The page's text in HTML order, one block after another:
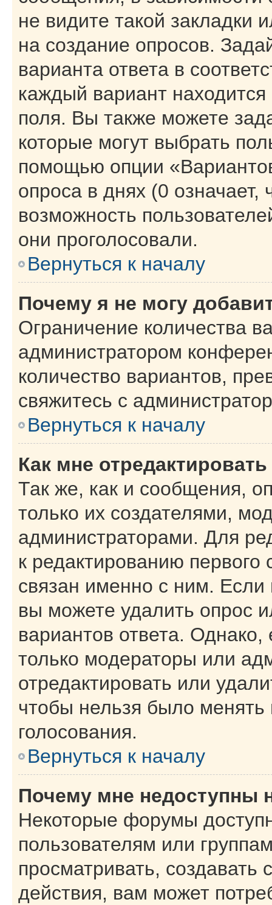
не видите такой
на создание опросов.
варианта ответа в
каждый вариант находится
поля. Вы также можете
которые могут выбрать
помощью опции
опроса в днях (0
возможность
они проголосовали.
Вернуться к началу
Почему я не могу
Ограничение количества
администратором
количество вариантов,
свяжитесь с
Вернуться к началу
Как мне
Так же, как и сообщения,
только их создателями,
администраторами. Для
к редактированию
связан именно с ним. Если
вы можете удалить опрос
вариантов ответа. Однако,
только модераторы или
отредактировать или
чтобы нельзя было
голосования.
Вернуться к началу
Почему мне недоступны
Некоторые форумы
пользователям или
просматривать,
действия, вам может